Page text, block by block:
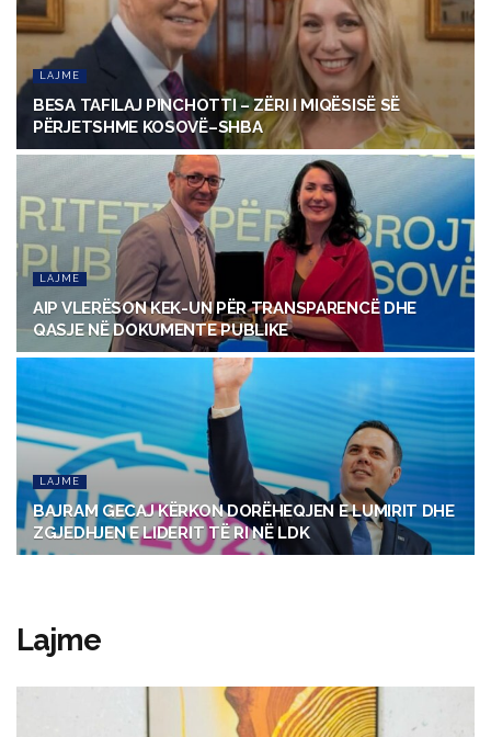
LAJME
BESA TAFILAJ PINCHOTTI – ZËRI I MIQËSISË SË
PËRJETSHME KOSOVË–SHBA
LAJME
AIP VLERËSON KEK-UN PËR TRANSPARENCË DHE
QASJE NË DOKUMENTE PUBLIKE
LAJME
BAJRAM GECAJ KËRKON DORËHEQJEN E LUMIRIT DHE
ZGJEDHJEN E LIDERIT TË RI NË LDK
Lajme